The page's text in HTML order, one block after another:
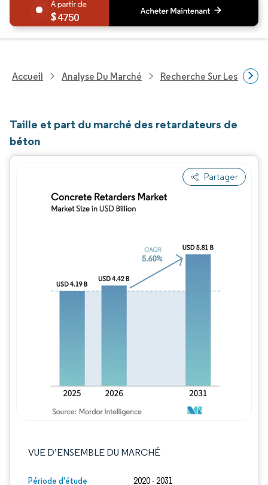
4750
Accueil Analyse Du Marché Recherche Sur Les
Taille et part du marché des retardateurs de
béton
Partager
VUE D’ENSEMBLE DU MARCHÉ
Période d'étude 2020 - 2031